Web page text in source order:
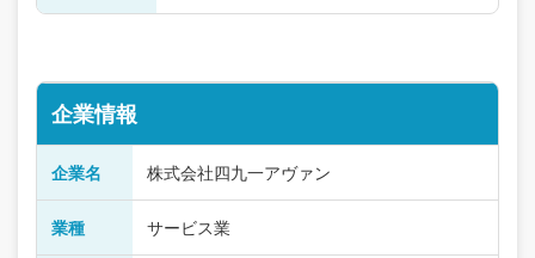
企業情報
企業名 株式会社四九一アヴァン
業種 サービス業